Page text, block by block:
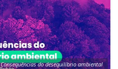
Consequências do desequilíbrio ambiental